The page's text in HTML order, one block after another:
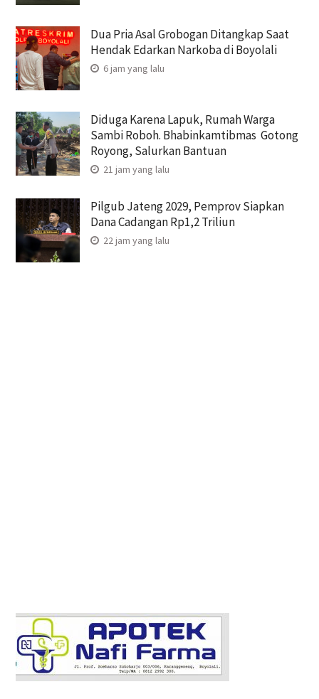
Dua Pria Asal Grobogan Ditangkap Saat
Hendak Edarkan Narkoba di Boyolali
6 jam yang lalu
Diduga Karena Lapuk, Rumah Warga
Sambi Roboh. Bhabinkamtibmas Gotong
Royong, Salurkan Bantuan
21 jam yang lalu
Pilgub Jateng 2029, Pemprov Siapkan
Dana Cadangan Rp1,2 Triliun
22 jam yang lalu